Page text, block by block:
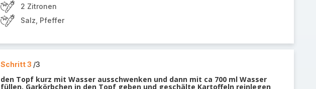
2 Zitronen
Salz, Pfeffer
Schritt 3 /3
den Topf kurz mit Wasser ausschwenken und dann mit ca 700 ml Wasser
füllen, Garkörbchen in den Topf geben und geschälte Kartoffeln reinlegen